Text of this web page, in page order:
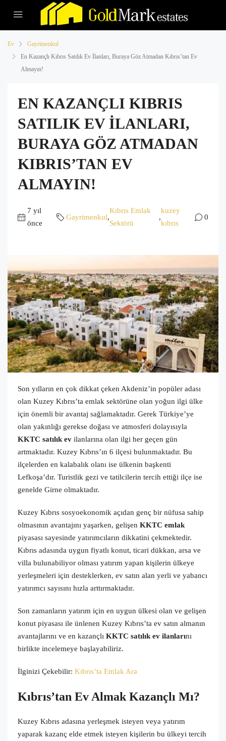
Ev
Gayrimenkul
En Kazançlı Kıbrıs Satılık Ev İlanları, Buraya Göz Atmadan Kıbrıs’tan Ev
Almayın!
EN KAZANÇLI KIBRIS
SATILIK EV İLANLARI,
BURAYA GÖZ ATMADAN
KIBRIS’TAN EV
ALMAYIN!
7 yıl
önce
Gayrimenkul,
Kıbrıs Emlak
Sektörü
,
kuzey
kıbrıs
0
Son yılların en çok dikkat çeken Akdeniz’in popüler adası
olan Kuzey Kıbrıs’ta emlak sektörüne olan yoğun ilgi ülke
için önemli bir avantaj sağlamaktadır. Gerek Türkiye’ye
olan yakınlığı gerekse doğası ve atmosferi dolayısıyla
KKTC satılık ev ilanlarına olan ilgi her geçen gün
artmaktadır. Kuzey Kıbrıs’ın 6 ilçesi bulunmaktadır. Bu
ilçelerden en kalabalık olanı ise ülkenin başkenti
Lefkoşa’dır. Turistlik gezi ve tatilcilerin tercih ettiği ilçe ise
genelde Girne olmaktadır.
Kuzey Kıbrıs sosyoekonomik açıdan genç bir nüfusa sahip
olmasının avantajını yaşarken, gelişen KKTC emlak
piyasası sayesinde yatırımcıların dikkatini çekmektedir.
Kıbrıs adasında uygun fiyatlı konut, ticari dükkan, arsa ve
villa bulunabiliyor olması yatırım yapan kişilerin ülkeye
yerleşmeleri için desteklerken, ev satın alan yerli ve yabancı
yatırımcı sayısını hızla arttırmaktadır.
Son zamanların yatırım için en uygun ülkesi olan ve gelişen
konut piyasası ile ünlenen Kuzey Kıbrıs’ta ev satın almanın
avantajlarını ve en kazançlı KKTC satılık ev ilanlarını
birlikte incelemeye başlayabiliriz.
İlginizi Çekebilir: Kıbrıs’ta Emlak Ara
Kıbrıs’tan Ev Almak Kazançlı Mı?
Kuzey Kıbrıs adasına yerleşmek isteyen veya yatırım
yaparak kazanç elde etmek isteyen kişilerin bu ülkeyi tercih